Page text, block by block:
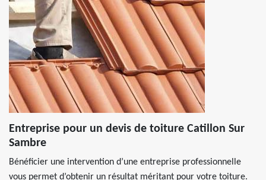
Entreprise pour un devis de toiture Catillon Sur
Sambre
Bénéficier une intervention d’une entreprise professionnelle
vous permet d’obtenir un résultat méritant pour votre toiture.